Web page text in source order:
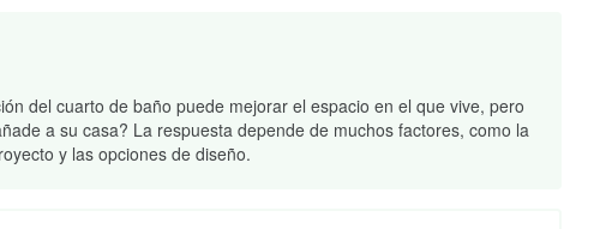
del cuarto de baño puede mejorar el espacio en el que vive, pero
a su casa? La respuesta depende de muchos factores, como la
y las opciones de diseño.